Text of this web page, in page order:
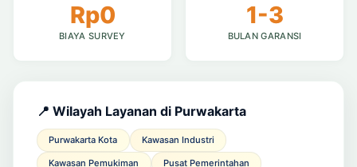
Rp0
BIAYA SURVEY
1-3
BULAN GARANSI
📍 Wilayah Layanan di Purwakarta
Purwakarta Kota Kawasan Industri
Kawasan Pemukiman Pusat Pemerintahan